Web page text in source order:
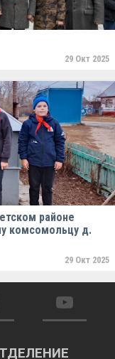
29 Окт 2025
районе
комсомольцу д.
29 Окт 2025